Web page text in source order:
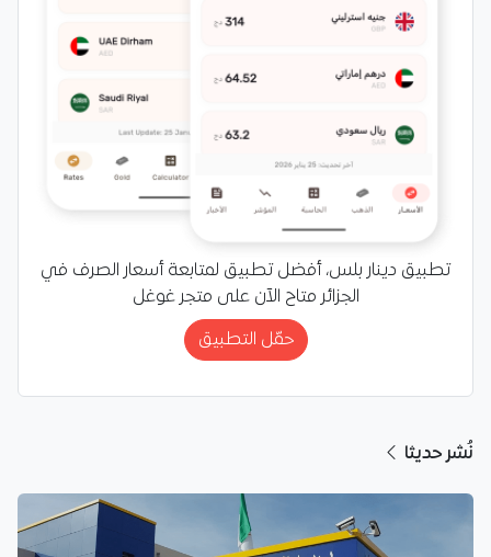
تطبيق دينار بلس، أفضل تطبيق لمتابعة أسعار الصرف في
الجزائر متاح الآن على متجر غوغل
حمّل التطبيق
نُشر حديثا